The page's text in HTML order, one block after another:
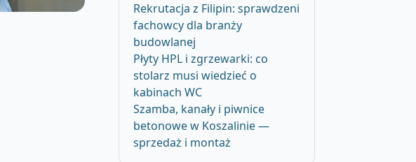
Rekrutacja z Filipin: sprawdzeni
fachowcy dla branży
budowlanej
Płyty HPL i zgrzewarki: co
stolarz musi wiedzieć o
kabinach WC
Szamba, kanały i piwnice
betonowe w Koszalinie —
sprzedaż i montaż